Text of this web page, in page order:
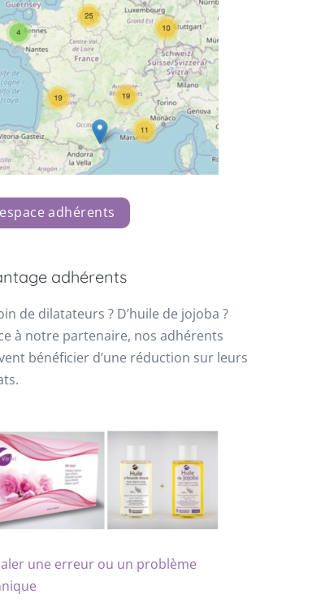
adhérents
adhérents
de dilatateurs ? D’huile de jojoba ?
à notre partenaire, nos adhérents
bénéficier d’une réduction sur leurs
une erreur ou un problème